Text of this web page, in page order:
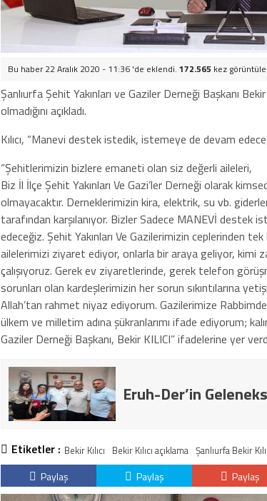
Bu haber 22 Aralık 2020 - 11:36 'de eklendi. 172.565 kez
Şanlıurfa Şehit Yakınları ve Gaziler Derneği Başkanı
olmadığını açıkladı.
Kılıcı, “Manevi destek istedik, istemeye de devam
“Şehitlerimizin bizlere emaneti olan siz değerli aileleri,
Biz İl İlçe Şehit Yakınları Ve Gazi’ler Derneği olarak
olmayacaktır. Derneklerimizin kira, elektrik, su vb.
tarafından karşılanıyor. Bizler Sadece MANEVİ
edeceğiz. Şehit Yakınları Ve Gazilerimizin ceplerinden
ailelerimizi ziyaret ediyor, onlarla bir araya geliyor, kimi
çalışıyoruz. Gerek ev ziyaretlerinde, gerek telefon
sorunları olan kardeşlerimizin her sorun sıkıntılarına
Allah’tan rahmet niyaz ediyorum. Gazilerimize
ülkem ve milletim adına şükranlarımı ifade ediyorum;
Gaziler Derneği Başkanı, Bekir KILICI” ifadelerine yer
Eruh-Der’in
Etiketler : Bekir Kılıcı Bekir Kılıcı açıklama Şanlıurfa Bekir
Paylaş Paylaş Paylaş